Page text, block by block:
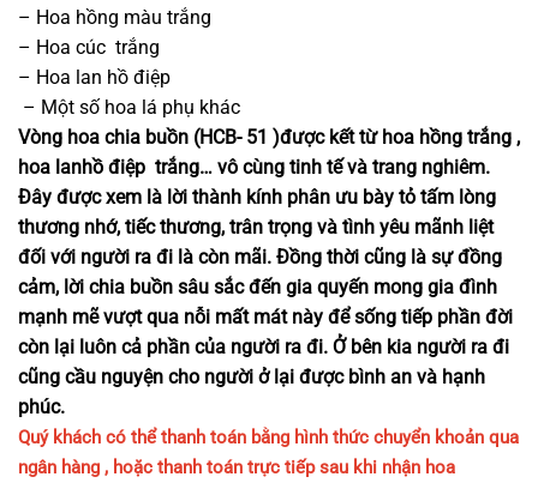
– Hoa hồng màu trắng
– Hoa cúc trắng
– Hoa lan hồ điệp
– Một số hoa lá phụ khác
Vòng hoa chia buồn (HCB- 51 )được kết từ hoa hồng trắng ,
hoa lanhồ điệp trắng… vô cùng tinh tế và trang nghiêm.
Đây được xem là lời thành kính phân ưu bày tỏ tấm lòng
thương nhớ, tiếc thương, trân trọng và tình yêu mãnh liệt
đối với người ra đi là còn mãi. Đồng thời cũng là sự đồng
cảm, lời chia buồn sâu sắc đến gia quyến mong gia đình
mạnh mẽ vượt qua nỗi mất mát này để sống tiếp phần đời
còn lại luôn cả phần của người ra đi. Ở bên kia người ra đi
cũng cầu nguyện cho người ở lại được bình an và hạnh
phúc.
Quý khách có thể thanh toán bằng hình thức chuyển khoản qua
ngân hàng , hoặc thanh toán trực tiếp sau khi nhận hoa